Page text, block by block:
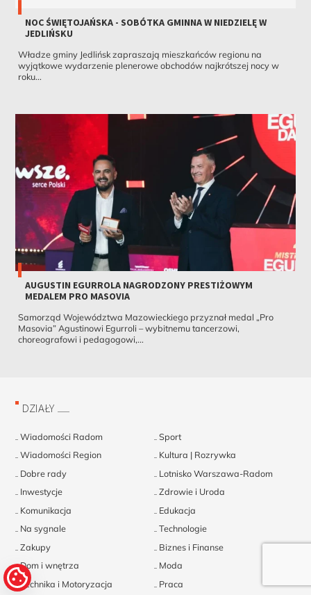
NOC ŚWIĘTOJAŃSKA - SOBÓTKA GMINNA W NIEDZIELĘ W
JEDLIŃSKU
Władze gminy Jedlińsk zapraszają mieszkańców regionu na
wyjątkowe wydarzenie plenerowe obchodów najkrótszej nocy w
roku...
AUGUSTIN EGURROLA NAGRODZONY PRESTIŻOWYM
MEDALEM PRO MASOVIA
Samorząd Województwa Mazowieckiego przyznał medal „Pro
Masovia” Agustinowi Egurroli – wybitnemu tancerzowi,
choreografowi i pedagogowi,...
DZIAŁY
Wiadomości Radom
Sport
Wiadomości Region
Kultura | Rozrywka
Dobre rady
Lotnisko Warszawa-Radom
Inwestycje
Zdrowie i Uroda
Komunikacja
Edukacja
Na sygnale
Technologie
Zakupy
Biznes i Finanse
Dom i wnętrza
Moda
Technika i Motoryzacja
Praca